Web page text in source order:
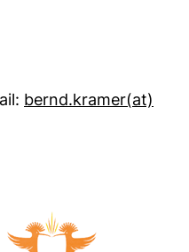
bernd.kramer​(at)​